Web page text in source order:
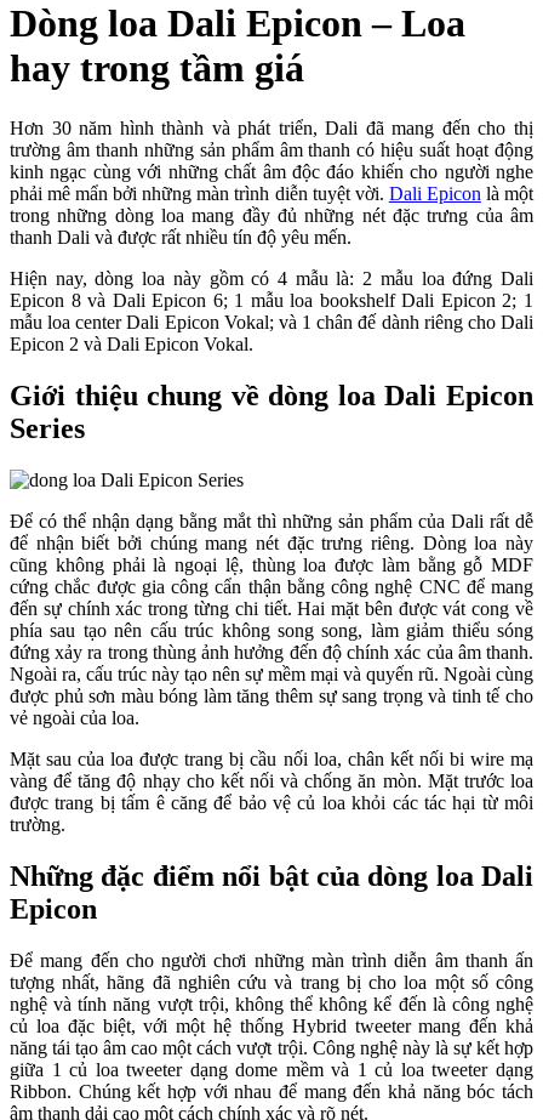
Dòng loa Dali Epicon – Loa
hay trong tầm giá
Hơn 30 năm hình thành và phát triển, Dali đã mang đến cho thị
trường âm thanh những sản phẩm âm thanh có hiệu suất hoạt động
kinh ngạc cùng với những chất âm độc đáo khiến cho người nghe
phải mê mẩn bởi những màn trình diễn tuyệt vời. Dali Epicon là một
trong những dòng loa mang đầy đủ những nét đặc trưng của âm
thanh Dali và được rất nhiều tín độ yêu mến.
Hiện nay, dòng loa này gồm có 4 mẫu là: 2 mẫu loa đứng Dali
Epicon 8 và Dali Epicon 6; 1 mẫu loa bookshelf Dali Epicon 2; 1
mẫu loa center Dali Epicon Vokal; và 1 chân đế dành riêng cho Dali
Epicon 2 và Dali Epicon Vokal.
Giới thiệu chung về dòng loa Dali Epicon
Series
Để có thể nhận dạng bằng mắt thì những sản phẩm của Dali rất dễ
để nhận biết bởi chúng mang nét đặc trưng riêng. Dòng loa này
cũng không phải là ngoại lệ, thùng loa được làm bằng gỗ MDF
cứng chắc được gia công cẩn thận bằng công nghệ CNC để mang
đến sự chính xác trong từng chi tiết. Hai mặt bên được vát cong về
phía sau tạo nên cấu trúc không song song, làm giảm thiểu sóng
đứng xảy ra trong thùng ảnh hưởng đến độ chính xác của âm thanh.
Ngoài ra, cấu trúc này tạo nên sự mềm mại và quyến rũ. Ngoài cùng
được phủ sơn màu bóng làm tăng thêm sự sang trọng và tinh tế cho
vẻ ngoài của loa.
Mặt sau của loa được trang bị cầu nối loa, chân kết nối bi wire mạ
vàng để tăng độ nhạy cho kết nối và chống ăn mòn. Mặt trước loa
được trang bị tấm ê căng để bảo vệ củ loa khỏi các tác hại từ môi
trường.
Những đặc điểm nổi bật của dòng loa Dali
Epicon
Để mang đến cho người chơi những màn trình diễn âm thanh ấn
tượng nhất, hãng đã nghiên cứu và trang bị cho loa một số công
nghệ và tính năng vượt trội, không thể không kể đến là công nghệ
củ loa đặc biệt, với một hệ thống Hybrid tweeter mang đến khả
năng tái tạo âm cao một cách vượt trội. Công nghệ này là sự kết hợp
giữa 1 củ loa tweeter dạng dome mềm và 1 củ loa tweeter dạng
Ribbon. Chúng kết hợp với nhau để mang đến khả năng bóc tách
âm thanh dải cao một cách chính xác và rõ nét.